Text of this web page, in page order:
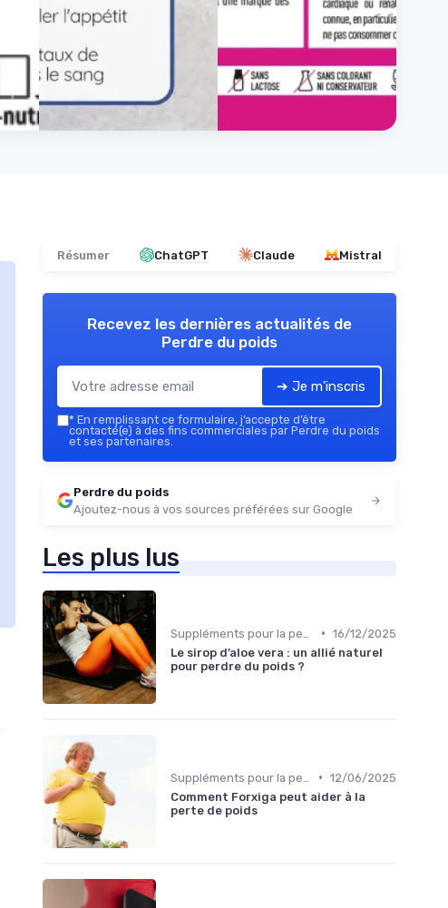
Résumer ChatGPT Claude Mistral
Recevez les dernières actualités de
Perdre du poids
➔ Je m'inscris
* En remplissant ce formulaire, j’accepte d’être
contacté(e) à des fins commerciales par Perdre du poids
et ses partenaires.
Perdre du poids
Ajoutez-nous à vos sources préférées sur Google
Les plus lus
• 16/12/2025
Le sirop d’aloe vera : un allié naturel
pour perdre du poids ?
• 12/06/2025
Comment Forxiga peut aider à la
perte de poids